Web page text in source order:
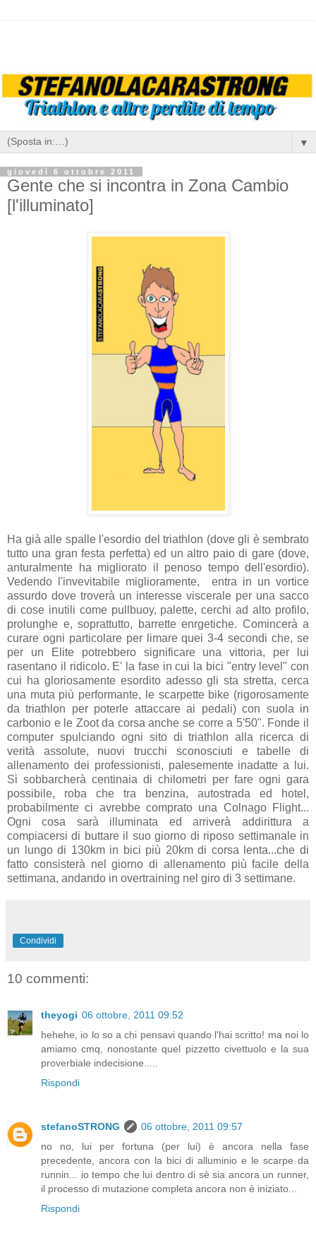
▼
giovedì 6 ottobre 2011
Gente che si incontra in Zona Cambio
[l'illuminato]
Ha già alle spalle l'esordio del triathlon (dove gli è sembrato
tutto una gran festa perfetta) ed un altro paio di gare (dove,
anturalmente ha migliorato il penoso tempo dell'esordio).
Vedendo l'invevitabile miglioramente, entra in un vortice
assurdo dove troverà un interesse viscerale per una sacco
di cose inutili come pullbuoy, palette, cerchi ad alto profilo,
prolunghe e, soprattutto, barrette enrgetiche. Comincerà a
curare ogni particolare per limare quei 3-4 secondi che, se
per un Elite potrebbero significare una vittoria, per lui
rasentano il ridicolo. E' la fase in cui la bici "entry level" con
cui ha gloriosamente esordito adesso gli sta stretta, cerca
una muta più performante, le scarpette bike (rigorosamente
da triathlon per poterle attaccare ai pedali) con suola in
carbonio e le Zoot da corsa anche se corre a 5'50". Fonde il
computer spulciando ogni sito di triathlon alla ricerca di
verità assolute, nuovi trucchi sconosciuti e tabelle di
allenamento dei professionisti, palesemente inadatte a lui.
Si sobbarcherà centinaia di chilometri per fare ogni gara
possibile, roba che tra benzina, autostrada ed hotel,
probabilmente ci avrebbe comprato una Colnago Flight...
Ogni cosa sarà illuminata ed arriverà addirittura a
compiacersi di buttare il suo giorno di riposo settimanale in
un lungo di 130km in bici più 20km di corsa lenta...che di
fatto consisterà nel giorno di allenamento più facile della
settimana, andando in overtraining nel giro di 3 settimane.
Condividi
10 commenti:
theyogi 06 ottobre, 2011 09:52
hehehe, io lo so a chi pensavi quando l'hai scritto! ma noi lo
amiamo cmq, nonostante quel pizzetto civettuolo e la sua
proverbiale indecisione.....
Rispondi
stefanoSTRONG
06 ottobre, 2011 09:57
no no, lui per fortuna (per lui) è ancora nella fase
precedente, ancora con la bici di alluminio e le scarpe da
runnin... io tempo che lui dentro di sè sia ancora un runner,
il processo di mutazione completa ancora non è iniziato...
Rispondi